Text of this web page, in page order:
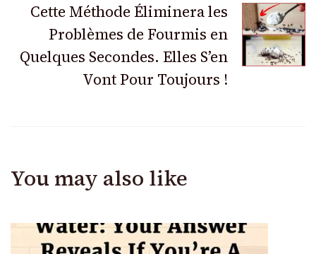
Cette Méthode Éliminera les
Problèmes de Fourmis en
Quelques Secondes. Elles S’en
Vont Pour Toujours !
You may also like